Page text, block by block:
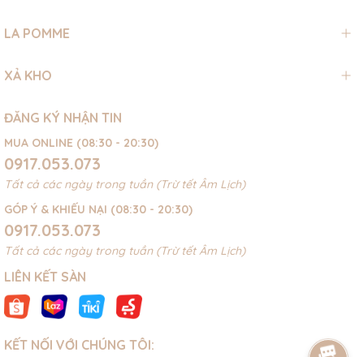
LA POMME
XẢ KHO
ĐĂNG KÝ NHẬN TIN
MUA ONLINE (08:30 - 20:30)
0917.053.073
Tất cả các ngày trong tuần (Trừ tết Âm Lịch)
GÓP Ý & KHIẾU NẠI (08:30 - 20:30)
0917.053.073
Tất cả các ngày trong tuần (Trừ tết Âm Lịch)
LIÊN KẾT SÀN
KẾT NỐI VỚI CHÚNG TÔI: